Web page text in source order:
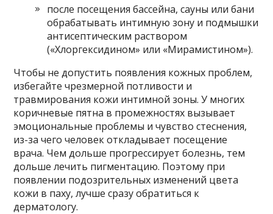
после посещения бассейна, сауны или бани
обрабатывать интимную зону и подмышки
антисептическим раствором
(«Хлоргексидином» или «Мирамистином»).
Чтобы не допустить появления кожных проблем,
избегайте чрезмерной потливости и
травмирования кожи интимной зоны. У многих
коричневые пятна в промежностях вызывает
эмоциональные проблемы и чувство стеснения,
из-за чего человек откладывает посещение
врача. Чем дольше прогрессирует болезнь, тем
дольше лечить пигментацию. Поэтому при
появлении подозрительных изменений цвета
кожи в паху, лучше сразу обратиться к
дерматологу.